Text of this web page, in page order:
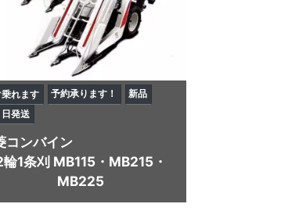
れます 予約承ります！
新品
日発送
コンバイン
輪1条刈 MB115・MB215・
MB225